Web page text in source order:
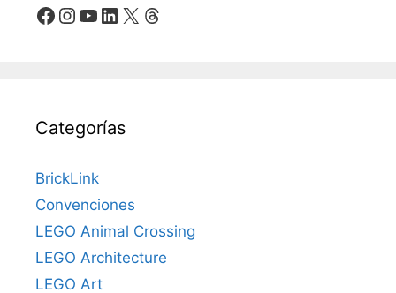
Facebook
Instagram
YouTube
LinkedIn
X Threads
Categorías
BrickLink
Convenciones
LEGO Animal Crossing
LEGO Architecture
LEGO Art